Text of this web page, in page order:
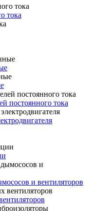
тока
постоянного тока
и вентиляторов